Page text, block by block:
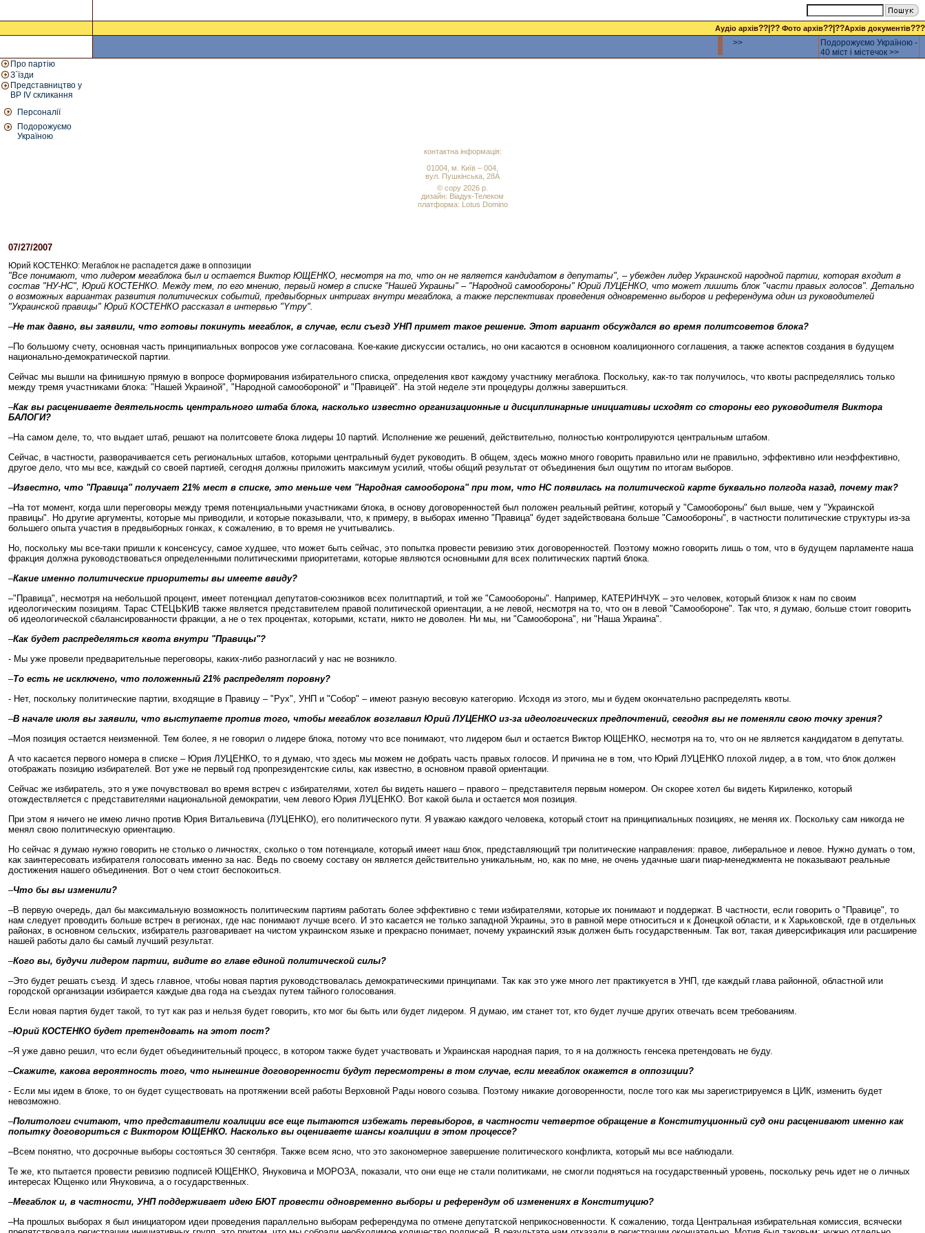
Аудіо архів??|?? Фото архів??|??Архів документів???
>>
Подорожуємо Україною -
40 міст і містечок >>
Про партію
З`їзди
Представництво у
ВР IV скликання
Персоналії
Подорожуємо
Україною
контактна інформація:
01004, м. Київ – 004,
вул. Пушкінська, 28А
© copy 2026 р.
дизайн: Віадук-Телеком
платформа: Lotus Domino
07/27/2007
Юрий КОСТЕНКО: Мегаблок не распадется даже в оппозиции
"Все понимают, что лидером мегаблока был и остается Виктор ЮЩЕНКО, несмотря на то, что он не является кандидатом в депутаты", – убежден лидер Украинской народной партии, которая входит в
состав "НУ-НС", Юрий КОСТЕНКО. Между тем, по его мнению, первый номер в списке "Нашей Украины" – "Народной самообороны" Юрий ЛУЦЕНКО, что может лишить блок "части правых голосов". Детально
о возможных вариантах развития политических событий, предвыборных интригах внутри мегаблока, а также перспективах проведения одновременно выборов и референдума один из руководителей
"Украинской правицы" Юрий КОСТЕНКО рассказал в интервью "Yтру".
–Не так давно, вы заявили, что готовы покинуть мегаблок, в случае, если съезд УНП примет такое решение. Этот вариант обсуждался во время политсоветов блока?
–По большому счету, основная часть принципиальных вопросов уже согласована. Кое-какие дискуссии остались, но они касаются в основном коалиционного соглашения, а также аспектов создания в будущем
национально-демократической партии.
Сейчас мы вышли на финишную прямую в вопросе формирования избирательного списка, определения квот каждому участнику мегаблока. Поскольку, как-то так получилось, что квоты распределялись только
между тремя участниками блока: "Нашей Украиной", "Народной самообороной" и "Правицей". На этой неделе эти процедуры должны завершиться.
–Как вы расцениваете деятельность центрального штаба блока, насколько известно организационные и дисциплинарные инициативы исходят со стороны его руководителя Виктора
БАЛОГИ?
–На самом деле, то, что выдает штаб, решают на политсовете блока лидеры 10 партий. Исполнение же решений, действительно, полностью контролируются центральным штабом.
Сейчас, в частности, разворачивается сеть региональных штабов, которыми центральный будет руководить. В общем, здесь можно много говорить правильно или не правильно, эффективно или неэффективно,
другое дело, что мы все, каждый со своей партией, сегодня должны приложить максимум усилий, чтобы общий результат от объединения был ощутим по итогам выборов.
–Известно, что "Правица" получает 21% мест в списке, это меньше чем "Народная самооборона" при том, что НС появилась на политической карте буквально полгода назад, почему так?
–На тот момент, когда шли переговоры между тремя потенциальными участниками блока, в основу договоренностей был положен реальный рейтинг, который у "Самообороны" был выше, чем у "Украинской
правицы". Но другие аргументы, которые мы приводили, и которые показывали, что, к примеру, в выборах именно "Правица" будет задействована больше "Самообороны", в частности политические структуры из-за
большего опыта участия в предвыборных гонках, к сожалению, в то время не учитывались.
Но, поскольку мы все-таки пришли к консенсусу, самое худшее, что может быть сейчас, это попытка провести ревизию этих договоренностей. Поэтому можно говорить лишь о том, что в будущем парламенте наша
фракция должна руководствоваться определенными политическими приоритетами, которые являются основными для всех политических партий блока.
–Какие именно политические приоритеты вы имеете ввиду?
–"Правица", несмотря на небольшой процент, имеет потенциал депутатов-союзников всех политпартий, и той же "Самообороны". Например, КАТЕРИНЧУК – это человек, который близок к нам по своим
идеологическим позициям. Тарас СТЕЦЬКИВ также является представителем правой политической ориентации, а не левой, несмотря на то, что он в левой "Самообороне". Так что, я думаю, больше стоит говорить
об идеологической сбалансированности фракции, а не о тех процентах, которыми, кстати, никто не доволен. Ни мы, ни "Самооборона", ни "Наша Украина".
–Как будет распределяться квота внутри "Правицы"?
- Мы уже провели предварительные переговоры, каких-либо разногласий у нас не возникло.
–То есть не исключено, что положенный 21% распределят поровну?
- Нет, поскольку политические партии, входящие в Правицу – "Рух", УНП и "Собор" – имеют разную весовую категорию. Исходя из этого, мы и будем окончательно распределять квоты.
–В начале июля вы заявили, что выступаете против того, чтобы мегаблок возглавил Юрий ЛУЦЕНКО из-за идеологических предпочтений, сегодня вы не поменяли свою точку зрения?
–Моя позиция остается неизменной. Тем более, я не говорил о лидере блока, потому что все понимают, что лидером был и остается Виктор ЮЩЕНКО, несмотря на то, что он не является кандидатом в депутаты.
А что касается первого номера в списке – Юрия ЛУЦЕНКО, то я думаю, что здесь мы можем не добрать часть правых голосов. И причина не в том, что Юрий ЛУЦЕНКО плохой лидер, а в том, что блок должен
отображать позицию избирателей. Вот уже не первый год пропрезидентские силы, как известно, в основном правой ориентации.
Сейчас же избиратель, это я уже почувствовал во время встреч с избирателями, хотел бы видеть нашего – правого – представителя первым номером. Он скорее хотел бы видеть Кириленко, который
отождествляется с представителями национальной демократии, чем левого Юрия ЛУЦЕНКО. Вот какой была и остается моя позиция.
При этом я ничего не имею лично против Юрия Витальевича (ЛУЦЕНКО), его политического пути. Я уважаю каждого человека, который стоит на принципиальных позициях, не меняя их. Поскольку сам никогда не
менял свою политическую ориентацию.
Но сейчас я думаю нужно говорить не столько о личностях, сколько о том потенциале, который имеет наш блок, представляющий три политические направления: правое, либеральное и левое. Нужно думать о том,
как заинтересовать избирателя голосовать именно за нас. Ведь по своему составу он является действительно уникальным, но, как по мне, не очень удачные шаги пиар-менеджмента не показывают реальные
достижения нашего объединения. Вот о чем стоит беспокоиться.
–Что бы вы изменили?
–В первую очередь, дал бы максимальную возможность политическим партиям работать более эффективно с теми избирателями, которые их понимают и поддержат. В частности, если говорить о "Правице", то
нам следует проводить больше встреч в регионах, где нас понимают лучше всего. И это касается не только западной Украины, это в равной мере относиться и к Донецкой области, и к Харьковской, где в отдельных
районах, в основном сельских, избиратель разговаривает на чистом украинском языке и прекрасно понимает, почему украинский язык должен быть государственным. Так вот, такая диверсификация или расширение
нашей работы дало бы самый лучший результат.
–Кого вы, будучи лидером партии, видите во главе единой политической силы?
–Это будет решать съезд. И здесь главное, чтобы новая партия руководствовалась демократическими принципами. Так как это уже много лет практикуется в УНП, где каждый глава районной, областной или
городской организации избирается каждые два года на съездах путем тайного голосования.
Если новая партия будет такой, то тут как раз и нельзя будет говорить, кто мог бы быть или будет лидером. Я думаю, им станет тот, кто будет лучше других отвечать всем требованиям.
–Юрий КОСТЕНКО будет претендовать на этот пост?
–Я уже давно решил, что если будет объединительный процесс, в котором также будет участвовать и Украинская народная пария, то я на должность генсека претендовать не буду.
–Скажите, какова вероятность того, что нынешние договоренности будут пересмотрены в том случае, если мегаблок окажется в оппозиции?
- Если мы идем в блоке, то он будет существовать на протяжении всей работы Верховной Рады нового созыва. Поэтому никакие договоренности, после того как мы зарегистрируемся в ЦИК, изменить будет
невозможно.
–Политологи считают, что представители коалиции все еще пытаются избежать перевыборов, в частности четвертое обращение в Конституционный суд они расценивают именно как
попытку договориться с Виктором ЮЩЕНКО. Насколько вы оцениваете шансы коалиции в этом процессе?
–Всем понятно, что досрочные выборы состояться 30 сентября. Также всем ясно, что это закономерное завершение политического конфликта, который мы все наблюдали.
Те же, кто пытается провести ревизию подписей ЮЩЕНКО, Януковича и МОРОЗА, показали, что они еще не стали политиками, не смогли подняться на государственный уровень, поскольку речь идет не о личных
интересах Ющенко или Януковича, а о государственных.
–Мегаблок и, в частности, УНП поддерживает идею БЮТ провести одновременно выборы и референдум об изменениях в Конституцию?
–На прошлых выборах я был инициатором идеи проведения параллельно выборам референдума по отмене депутатской неприкосновенности. К сожалению, тогда Центральная избирательная комиссия, всячески